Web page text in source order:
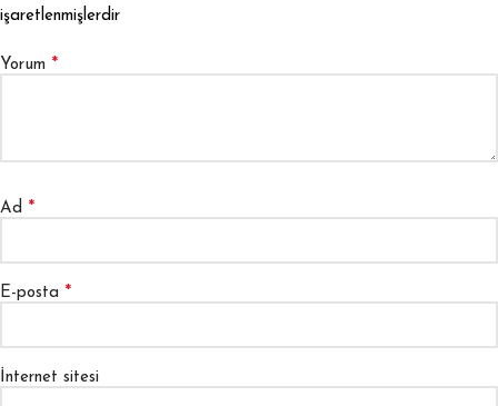
işaretlenmişlerdir
Yorum *
Ad *
E-posta *
İnternet sitesi